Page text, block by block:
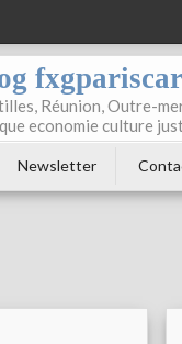
Réunion, Outre-
economie culture
Newsletter